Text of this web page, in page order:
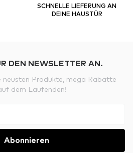
SCHNELLE LIEFERUNG AN
DEINE HAUSTÜR
DEN NEWSLETTER AN.
neusten Produkte, mega Rabatte
dem Laufenden!
Abonnieren